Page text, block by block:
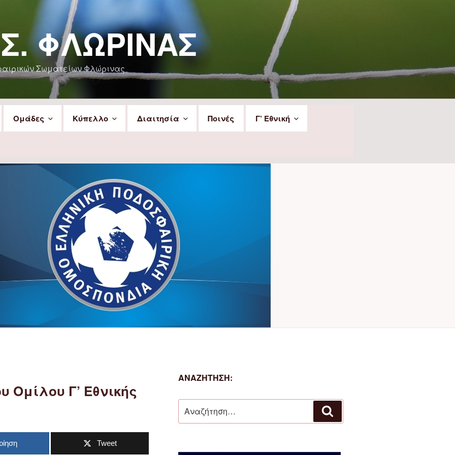
ΦΛΏΡΙΝΑΣ
Σωματείων Φλώρινας
Ομάδες Κύπελλο Διαιτησία Ποινές Γ’ Εθνική
Ομίλου Γ’ Εθνικής
Tweet
ΑΝΑΖΉΤΗΣΗ:
για: